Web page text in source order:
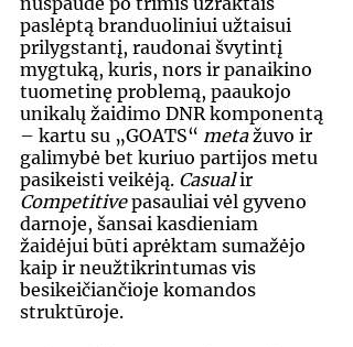
paslėptą branduoliniui užtaisui
prilygstantį, raudonai švytintį
mygtuką, kuris, nors ir panaikino
tuometinę problemą, paaukojo
unikalų žaidimo DNR komponentą
– kartu su „GOATS“ meta žuvo ir
galimybė bet kuriuo partijos metu
pasikeisti veikėją. Casual ir
Competitive pasauliai vėl gyveno
darnoje, šansai kasdieniam
žaidėjui būti aprėktam sumažėjo
kaip ir neužtikrintumas vis
besikeičiančioje komandos
struktūroje.